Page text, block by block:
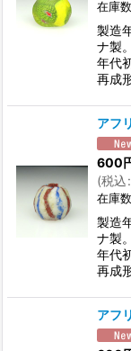
在庫
製造
ナ製
年代
再成
アフ
600
(税込:
在庫
製造
ナ製
年代
再成
アフ